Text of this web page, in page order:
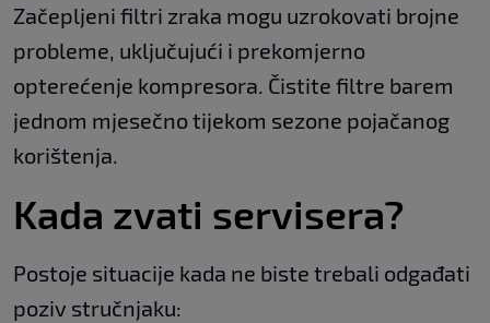
Začepljeni filtri zraka mogu uzrokovati brojne
probleme, uključujući i prekomjerno
opterećenje kompresora. Čistite filtre barem
jednom mjesečno tijekom sezone pojačanog
korištenja.
Kada zvati servisera?
Postoje situacije kada ne biste trebali odgađati
poziv stručnjaku: